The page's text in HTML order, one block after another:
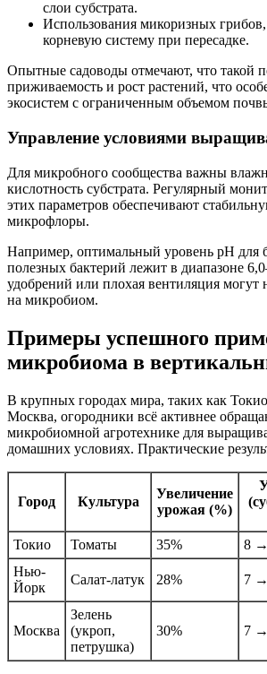
слои субстрата.
Использования микоризных
корневую систему при пересадке.
Опытные садоводы отмечают, что такой
приживаемость и рост растений, что
экосистем с ограниченным объемом
Управление условиями
Для микробного сообщества важны
кислотность субстрата. Регулярный
этих параметров обеспечивают
микрофлоры.
Например, оптимальный уровень рН для
полезных бактерий лежит в диапазоне
удобрений или плохая вентиляция могут
на микробиом.
Примеры успешного
микробиома в
В крупных городах мира, таких как
Москва, огородники всё активнее
микробиомной агротехнике для
домашних условиях. Практические
Город Культура
Увеличение
урожая (%)
Токио
Томаты 35%
8
Нью-
Йорк
Салат-латук 28% 7
Москва
Зелень
(укроп,
петрушка)
30% 7